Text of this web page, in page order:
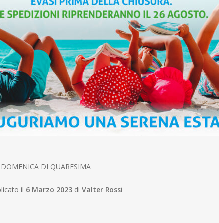
DI QUARESIMA
il 6 Marzo 2023 di Valter Rossi